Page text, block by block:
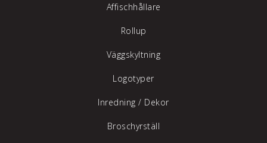
Affischhållare
Rollup
Väggskyltning
Logotyper
Inredning / Dekor
Broschyrställ